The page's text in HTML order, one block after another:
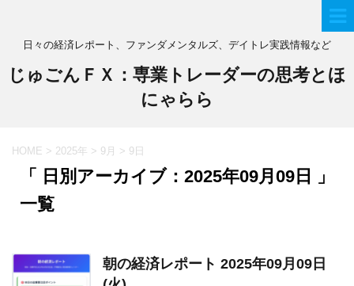
日々の経済レポート、ファンダメンタルズ、デイトレ実践情報など
じゅごんＦＸ：専業トレーダーの思考とほ
にゃらら
HOME > 2025年 > 9月 > 9日
「 日別アーカイブ：2025年09月09日 」
一覧
朝の経済レポート 2025年09月09日